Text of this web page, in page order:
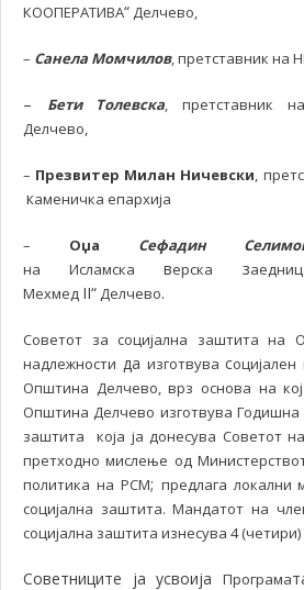
КООПЕРАТИВА“Делчево,
– Санела Момчилов, претставник на
– Бети Толевска, претставник
Делчево,
– Презвитер Милан Ничевски,
каменичка епархија
– Оџа Сефадин
на Исламскаверска з
Мехмед II“Делчево.
Советот за социјална заштита на
надлежности даизготвувас
Општина Делчево, врз основа на
Општина Делчево изготвува Годишна
заштита која ја донесува Советот
претходно мислење од
политика на РСМ; предлага локални
социјална заштита. Мандатот на
социјална заштита изнесува 4
Советниците ја усвоија Програма